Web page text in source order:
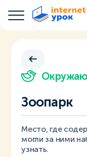
Зоопарк
Место, где
могли за ними
узнать.